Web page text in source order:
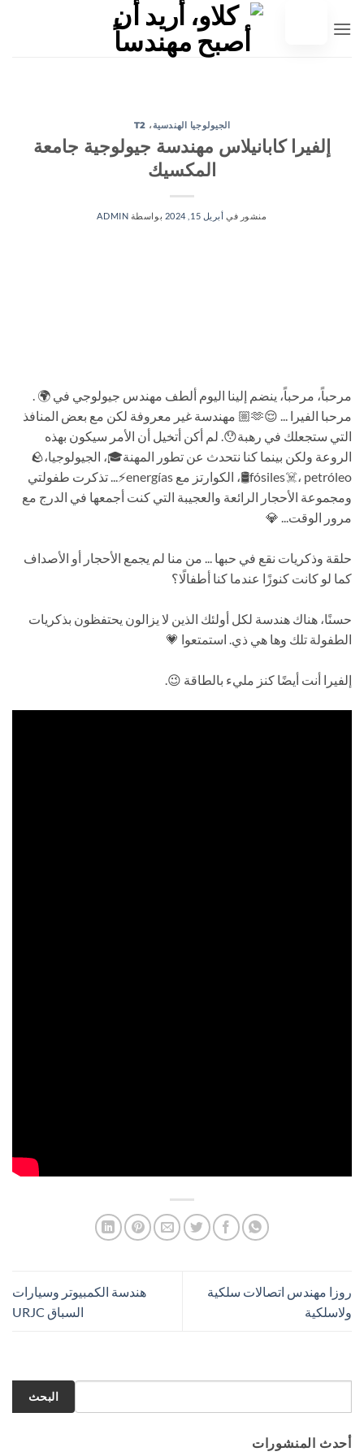
إلى
الجيولوجيا الهندسية، T2
إلفيرا كابانيلاس مهندسة جيولوجية جامعة
المكسيك
منشور في أبريل 15, 2024 بواسطة ADMIN
مرحباً، مرحباً، ينضم إلينا اليوم ألطف مهندس جيولوجي في 🌍 .
مرحبا الفيرا ... 😌🫶🏼 مهندسة غير معروفة لكن مع بعض المنافذ
التي ستجعلك في رهبة😯. لم أكن أتخيل أن الأمر سيكون بهذه
الروعة ولكن بينما كنا نتحدث عن تطور المهنة🎓، الجيولوجيا🪨،
fósiles☠️، petróleo🛢️، الكوارتز مع energías⚡️... تذكرت طفولتي
ومجموعة الأحجار الرائعة والعجيبة التي كنت أجمعها في الدرج مع
مرور الوقت... 💎
حلقة وذكريات نقع في حبها ... من منا لم يجمع الأحجار أو الأصداف
كما لو كانت كنوزًا عندما كنا أطفالًا؟
حسنًا، هناك هندسة لكل أولئك الذين لا يزالون يحتفظون بذكريات
الطفولة تلك وها هي ذي. استمتعوا 💗
إلفيرا أنت أيضًا كنز مليء بالطاقة 😉.
روزا مهندس اتصالات سلكية
ولاسلكية
هندسة الكمبيوتر وسيارات
السباق URJC
البحث
أحدث المنشورات